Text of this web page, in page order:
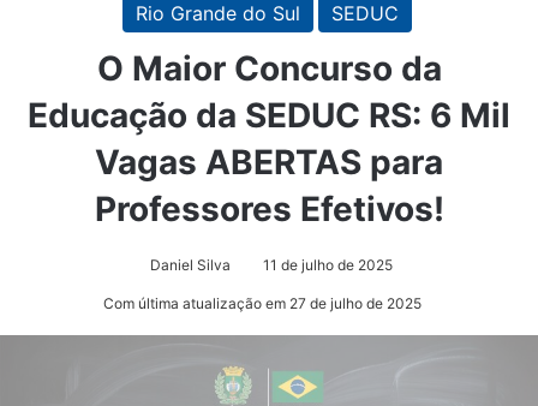
Rio Grande do Sul
SEDUC
O Maior Concurso da
Educação da SEDUC RS: 6 Mil
Vagas ABERTAS para
Professores Efetivos!
Daniel Silva 11 de julho de 2025
Com última atualização em 27 de julho de 2025